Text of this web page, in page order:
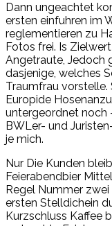
Dann ungeachtet
ersten einfuhren im
reglementieren zu
Fotos frei. Is
Angetraute, Jedoch
dasjenige, welches
Traumfrau vorstelle.
Europide
untergeordnet noch
BWLer- und
je mich.
Nur Die Kunden
Feierabendbier
Regel Nummer
ersten Stelldichein
Kurzschluss Kaffee